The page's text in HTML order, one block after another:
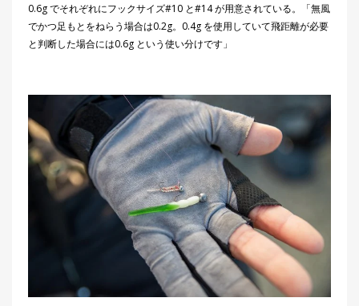
0.6g でそれぞれにフックサイズ#10 と#14 が用意されている。「無風
でかつ足もとをねらう場合は0.2g。0.4g を使用していて飛距離が必要
と判断した場合には0.6g という使い分けです」